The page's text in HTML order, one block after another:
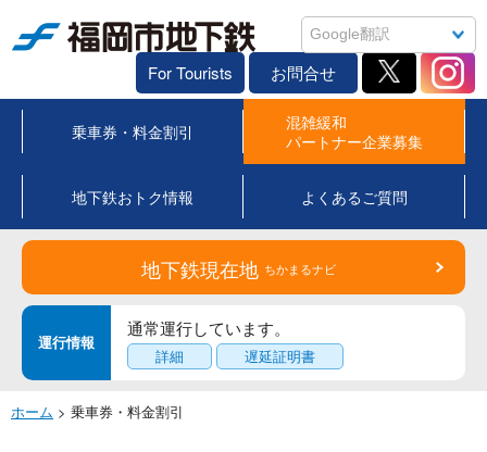
For Tourists お問合せ
乗車券・料金割引
混雑緩和
パートナー企業募集
地下鉄おトク情報 よくあるご質問
地下鉄現在地 ちかまるナビ
運行情報
通常運行しています。
詳細 遅延証明書
ホーム > 乗車券・料金割引